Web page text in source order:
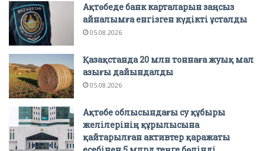
Ақтөбеде банк карталарын заңсыз
айналымға енгізген күдікті ұсталды
05.08.2026
Қазақстанда 20 млн тоннаға жуық мал
азығы дайындалды
05.08.2026
Ақтөбе облысындағы су құбыры
желілерінің құрылысына
қайтарылған активтер қаражаты